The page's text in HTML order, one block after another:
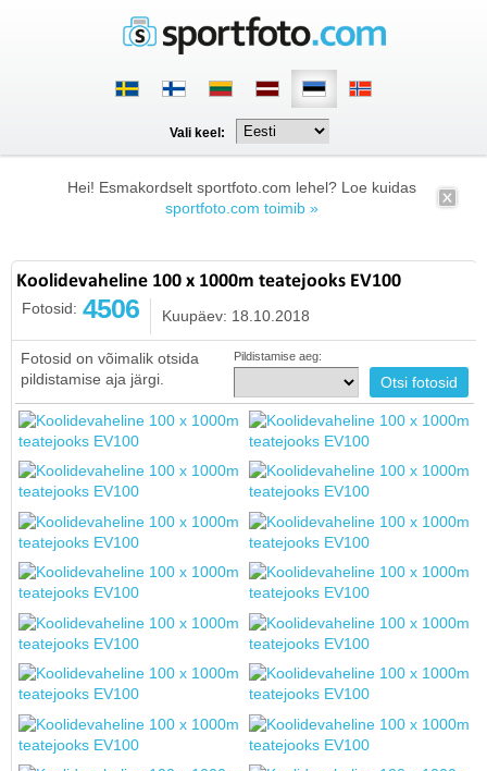
Vali keel:
Hei! Esmakordselt sportfoto.com lehel? Loe kuidas
sportfoto.com toimib »
Koolidevaheline 100 x 1000m teatejooks EV100
Fotosid: 4506 Kuupäev: 18.10.2018
Fotosid on võimalik otsida
pildistamise aja järgi.
Pildistamise aeg: